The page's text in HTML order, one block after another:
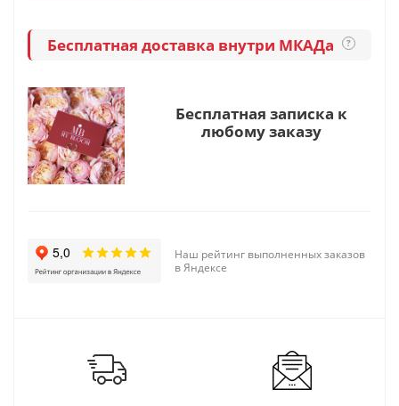
Бесплатная доставка внутри МКАДа ?
Бесплатная записка к
любому заказу
Наш рейтинг выполненных заказов
в Яндексе